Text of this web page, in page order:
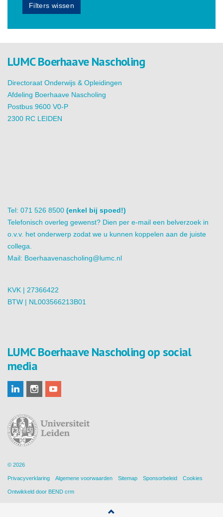
Filters wissen
LUMC Boerhaave Nascholing
Directoraat Onderwijs & Opleidingen
Afdeling Boerhaave Nascholing
Postbus 9600 V0-P
2300 RC LEIDEN
Tel: 071 526 8500 (enkel bij spoed!)
Telefonisch overleg gewenst? Dien per e-mail een belverzoek in
o.v.v. het onderwerp zodat we u kunnen koppelen aan de juiste
collega.
Mail: Boerhaavenascholing@lumc.nl
KVK | 27366422
BTW | NL003566213B01
LUMC Boerhaave Nascholing op social
media
© 2026
Privacyverklaring Algemene voorwaarden Sitemap Sponsorbeleid Cookies
Ontwikkeld door BEND crm